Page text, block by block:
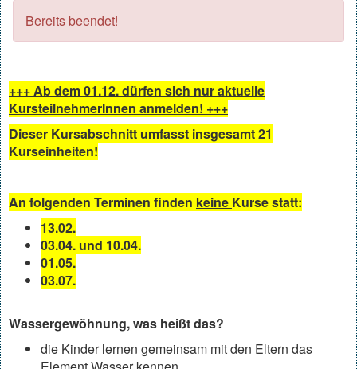
Bereits beendet!
+++ Ab dem 01.12. dürfen sich nur aktuelle
KursteilnehmerInnen anmelden! +++
Dieser Kursabschnitt umfasst insgesamt 21
Kurseinheiten!
An folgenden Terminen finden keine Kurse statt:
13.02.
03.04. und 10.04.
01.05.
03.07.
Wassergewöhnung, was heißt das?
die Kinder lernen gemeinsam mit den Eltern das